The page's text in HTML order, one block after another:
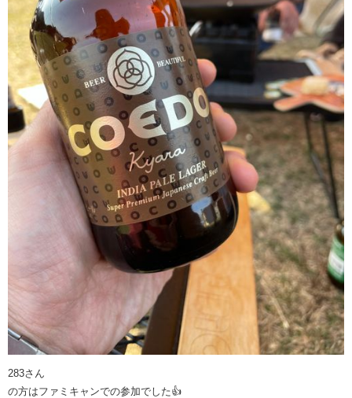
283さん
の方はファミキャンでの参加でした👍